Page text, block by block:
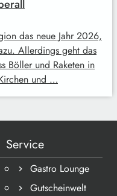
das neue Jahr 2026,
Allerdings geht das
Böller und Raketen in
und …
Service
Gastro Lounge
Gutscheinwelt